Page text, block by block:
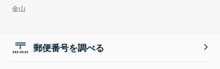
金山
郵便番号を調べる